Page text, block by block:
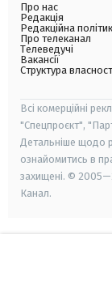
Про нас
Редакція
Редакційна
Про телеканал
Телеведучі
Вакансії
Структура
Всі комерційні
"Спецпроєкт",
Детальніше щодо
ознайомитись в
захищені. ©
Канал.